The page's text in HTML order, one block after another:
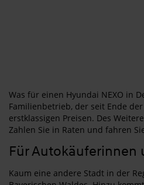
Was für einen Hyundai NEXO in
Familienbetrieb, der seit Ende
erstklassigen Preisen. Des
Zahlen Sie in Raten und fahren
Für
Kaum eine andere Stadt in der